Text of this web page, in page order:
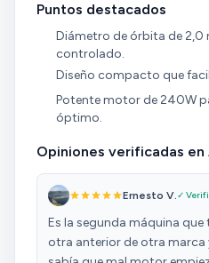
Puntos destacados
Diámetro de órbita de 2,0
controlado.
Diseño compacto que
Potente motor de 240W
óptimo.
Opiniones verificadas en
Ernesto V. ✓
Es la segunda máquina
otra anterior de otra marca